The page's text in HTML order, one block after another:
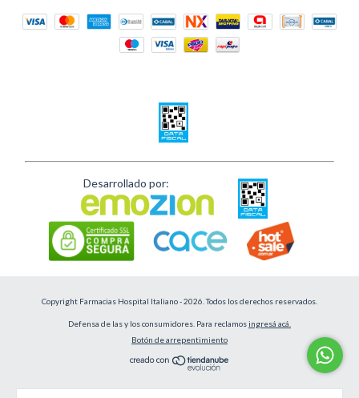
Desarrollado por:
Copyright Farmacias Hospital Italiano - 2026. Todos los derechos reservados.
Defensa de las y los consumidores. Para reclamosingresá acá.
Botón de arrepentimiento